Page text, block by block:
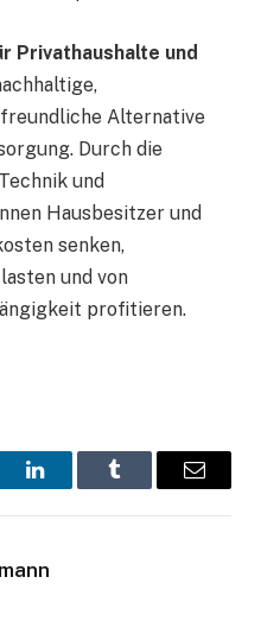
Privathaushalte und
Alternative
Durch die
und
Hausbesitzer und
senken,
und von
profitieren.
LinkedInTumblr Email